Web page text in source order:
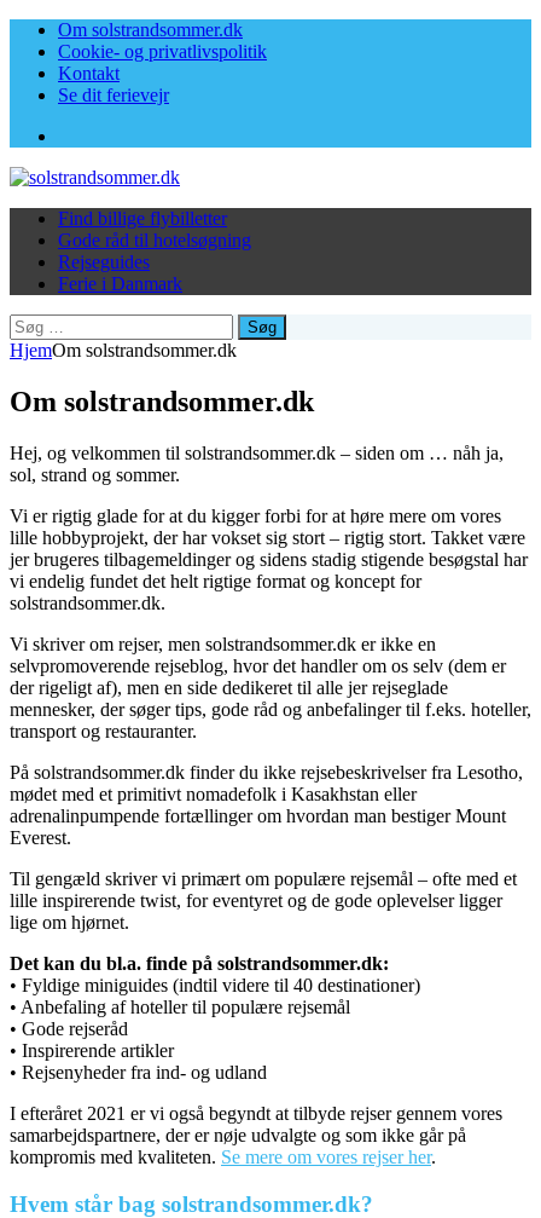
Om solstrandsommer.dk
Cookie- og privatlivspolitik
Kontakt
Se dit ferievejr
Find billige flybilletter
Gode råd til hotelsøgning
Rejseguides
Ferie i Danmark
Søg
efter:
HjemOm solstrandsommer.dk
Om solstrandsommer.dk
Hej, og velkommen til solstrandsommer.dk – siden om … nåh ja,
sol, strand og sommer.
Vi er rigtig glade for at du kigger forbi for at høre mere om vores
lille hobbyprojekt, der har vokset sig stort – rigtig stort. Takket være
jer brugeres tilbagemeldinger og sidens stadig stigende besøgstal har
vi endelig fundet det helt rigtige format og koncept for
solstrandsommer.dk.
Vi skriver om rejser, men solstrandsommer.dk er ikke en
selvpromoverende rejseblog, hvor det handler om os selv (dem er
der rigeligt af), men en side dedikeret til alle jer rejseglade
mennesker, der søger tips, gode råd og anbefalinger til f.eks. hoteller,
transport og restauranter.
På solstrandsommer.dk finder du ikke rejsebeskrivelser fra Lesotho,
mødet med et primitivt nomadefolk i Kasakhstan eller
adrenalinpumpende fortællinger om hvordan man bestiger Mount
Everest.
Til gengæld skriver vi primært om populære rejsemål – ofte med et
lille inspirerende twist, for eventyret og de gode oplevelser ligger
lige om hjørnet.
Det kan du bl.a. finde på solstrandsommer.dk:
• Fyldige miniguides (indtil videre til 40 destinationer)
• Anbefaling af hoteller til populære rejsemål
• Gode rejseråd
• Inspirerende artikler
• Rejsenyheder fra ind- og udland
I efteråret 2021 er vi også begyndt at tilbyde rejser gennem vores
samarbejdspartnere, der er nøje udvalgte og som ikke går på
kompromis med kvaliteten. Se mere om vores rejser her.
Hvem står bag solstrandsommer.dk?